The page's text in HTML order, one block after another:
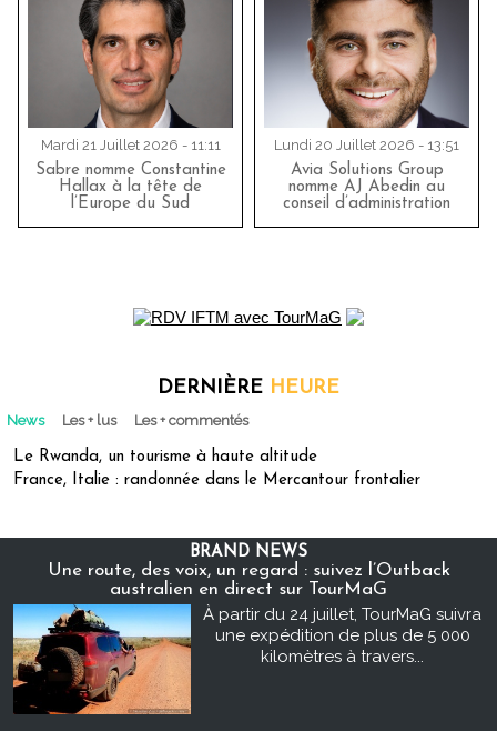
Mardi 21 Juillet 2026 - 11:11
Sabre nomme Constantine
Hallax à la tête de
l’Europe du Sud
Lundi 20 Juillet 2026 - 13:51
Avia Solutions Group
nomme AJ Abedin au
conseil d’administration
DERNIÈRE HEURE
News Les + lus Les + commentés
Le Rwanda, un tourisme à haute altitude
France, Italie : randonnée dans le Mercantour frontalier
BRAND NEWS
Une route, des voix, un regard : suivez l’Outback
australien en direct sur TourMaG
À partir du 24 juillet, TourMaG suivra
une expédition de plus de 5 000
kilomètres à travers...